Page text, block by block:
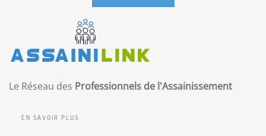
Le Réseau des Professionnels de l'Assainissement
EN SAVOIR PLUS